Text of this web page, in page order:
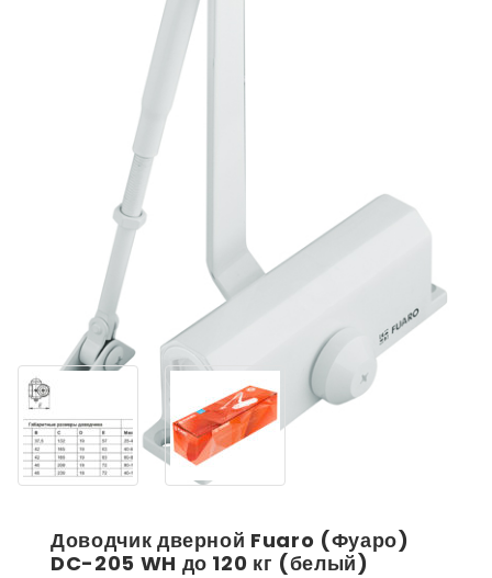
Доводчик дверной Fuaro (Фуаро)
DC-205 WH до 120 кг (белый)